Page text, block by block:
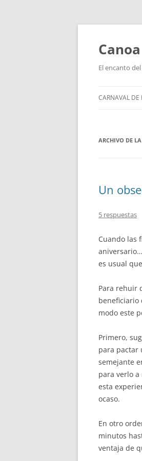
Saltar
El encanto
CARNAVAL DE
ARCHIVO DE
Un
5 respuestas
Cuando las
es usual
Para rehuir
beneficiario
modo este
Primero,
para pactar
semejante
para verlo
esta
ocaso.
En otro
minutos
ventaja de